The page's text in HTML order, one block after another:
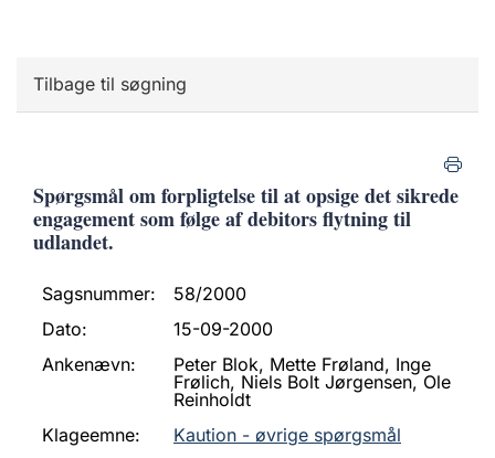
Tilbage til søgning
Spørgsmål om forpligtelse til at opsige det sikrede
engagement som følge af debitors flytning til
udlandet.
Sagsnummer:
58/2000
Dato:
15-09-2000
Ankenævn:
Peter Blok, Mette Frøland, Inge
Frølich, Niels Bolt Jørgensen, Ole
Reinholdt
Klageemne:
Kaution - øvrige spørgsmål